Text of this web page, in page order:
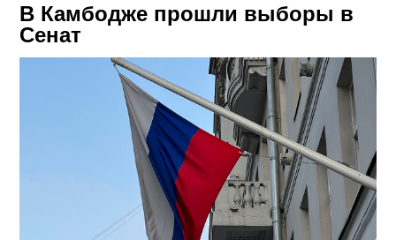
В Камбодже прошли выборы в
Сенат